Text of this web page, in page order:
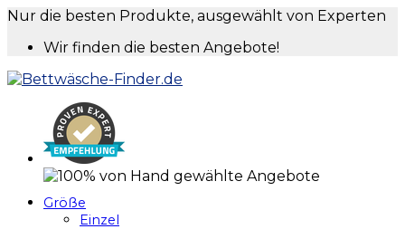
Nur die besten Produkte, ausgewählt von Experten
Wir finden die besten Angebote!
Größe
Einzel